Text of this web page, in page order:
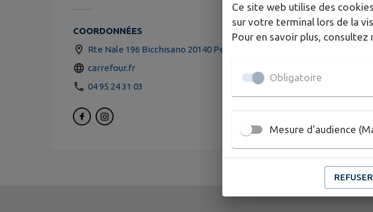
COORDONNÉES
Rte Nale 196 Bicchisano 20140 Petreto-Bicchisano
carrefour.fr
04 95 24 31 03
Ce site web utilise des
sur votre terminal lors de la
Pour en savoir plus, consultez
Obligatoire
Mesure d'audience
REFUSER